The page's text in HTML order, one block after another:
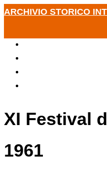
ARCHIVIO STORICO
XI Festival
1961